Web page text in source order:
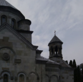
(postaki)…” “Вино. Крим
вдосталь: воно все